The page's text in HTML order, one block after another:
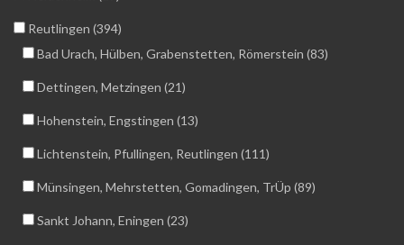
Reutlingen (394)
Bad Urach, Hülben, Grabenstetten, Römerstein (83)
Dettingen, Metzingen (21)
Hohenstein, Engstingen (13)
Lichtenstein, Pfullingen, Reutlingen (111)
Münsingen, Mehrstetten, Gomadingen, TrÜp (89)
Sankt Johann, Eningen (23)